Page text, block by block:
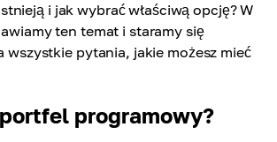
i jak wybrać właściwą opcję? W
ten temat i staramy się
wszystkie pytania, jakie możesz mieć
programowy?